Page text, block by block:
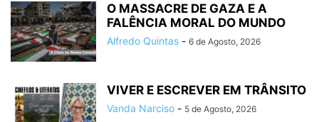
O MASSACRE DE GAZA E A
FALÊNCIA MORAL DO MUNDO
Alfredo Quintas - 6 de Agosto, 2026
VIVER E ESCREVER EM TRÂNSITO
Vanda Narciso - 5 de Agosto, 2026